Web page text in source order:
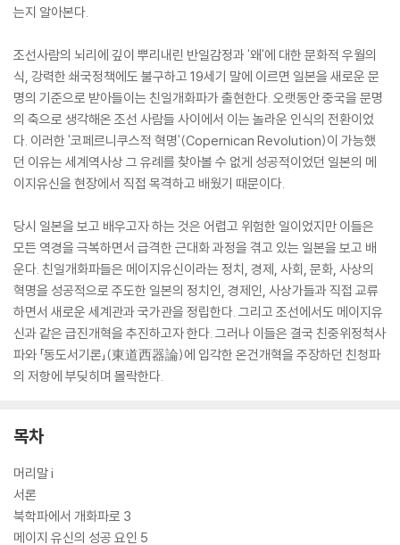
는지 알아본다.
조선사람의 뇌리에 깊이 뿌리내린 반일감정과 '왜'에 대한 문화적 우월의
식, 강력한 쇄국정책에도 불구하고 19세기 말에 이르면 일본을 새로운 문
명의 기준으로 받아들이는 친일개화파가 출현한다. 오랫동안 중국을 문명
의 축으로 생각해온 조선 사람들 사이에서 이는 놀라운 인식의 전환이었
다. 이러한 '코페르니쿠스적 혁명'(Copernican Revolution)이 가능했
던 이유는 세계역사상 그 유례를 찾아볼 수 없게 성공적이었던 일본의 메
이지유신을 현장에서 직접 목격하고 배웠기 때문이다.
당시 일본을 보고 배우고자 하는 것은 어렵고 위험한 일이었지만 이들은
모든 역경을 극복하면서 급격한 근대화 과정을 겪고 있는 일본을 보고 배
운다. 친일개화파들은 메이지유신이라는 정치, 경제, 사회, 문화, 사상의
혁명을 성공적으로 주도한 일본의 정치인, 경제인, 사상가들과 직접 교류
하면서 새로운 세계관과 국가관을 정립한다. 그리고 조선에서도 메이지유
신과 같은 급진개혁을 추진하고자 한다. 그러나 이들은 결국 친중위정척사
파와 「동도서기론」(東道西器論)에 입각한 온건개혁을 주장하던 친청파
의 저항에 부딪히며 몰락한다.
목차
머리말 i
서론
북학파에서 개화파로 3
메이지 유신의 성공 요인 5